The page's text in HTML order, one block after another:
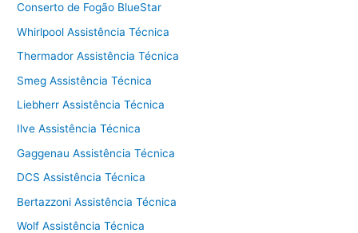
Conserto de Fogão BlueStar
Whirlpool Assistência Técnica
Thermador Assistência Técnica
Smeg Assistência Técnica
Liebherr Assistência Técnica
Ilve Assistência Técnica
Gaggenau Assistência Técnica
DCS Assistência Técnica
Bertazzoni Assistência Técnica
Wolf Assistência Técnica